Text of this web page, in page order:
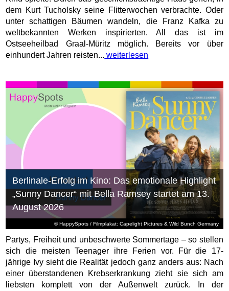
dem Kurt Tucholsky seine Flitterwochen verbrachte. Oder
unter schattigen Bäumen wandeln, die Franz Kafka zu
weltbekannten Werken inspirierten. All das ist im
Ostseeheilbad Graal-Müritz möglich. Bereits vor über
einhundert Jahren reisten... weiterlesen
© HappySpots / Filmplakat: Capelight Pictures & Wild Bunch Germany
Berlinale-Erfolg im Kino: Das emotionale Highlight
„Sunny Dancer“ mit Bella Ramsey startet am 13.
August 2026
Partys, Freiheit und unbeschwerte Sommertage – so stellen
sich die meisten Teenager ihre Ferien vor. Für die 17-
jährige Ivy sieht die Realität jedoch ganz anders aus: Nach
einer überstandenen Krebserkrankung zieht sie sich am
liebsten komplett von der Außenwelt zurück. In der